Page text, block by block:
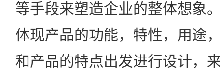
等手段来塑造企业的整体想象
体现产品的功能，特性，用途
和产品的特点出发进行设计，